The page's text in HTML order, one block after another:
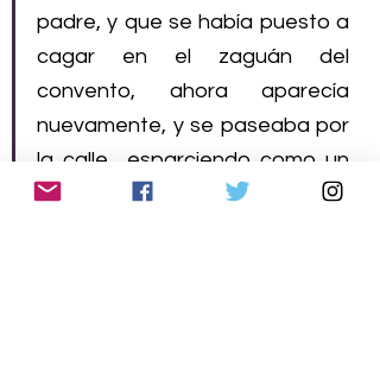
padre, y que se había puesto a
cagar en el zaguán del
convento, ahora aparecía
nuevamente, y se paseaba por
la calle  esparciendo como un
río de fetidez a su paso.” (Felipe